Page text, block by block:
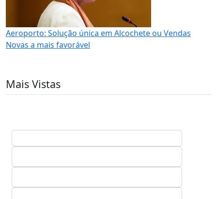
Aeroporto: Solução única em Alcochete ou Vendas
Novas a mais favorável
Mais Vistas